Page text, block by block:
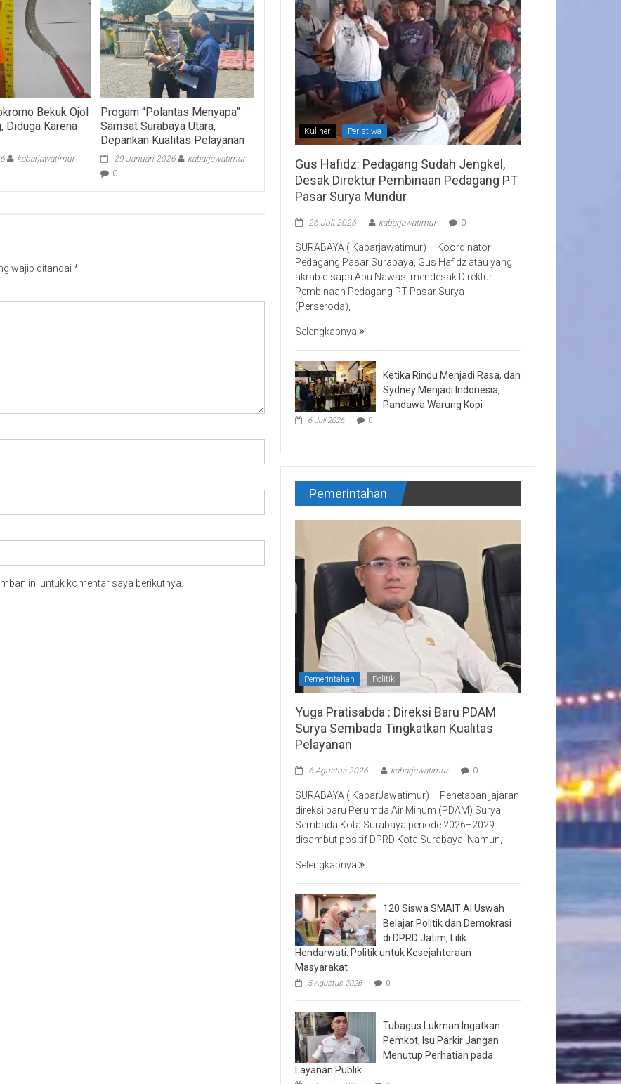
Bekuk Ojol
Diduga Karena
kabarjawatimur
Progam “Polantas Menyapa”
Samsat Surabaya Utara,
Depankan Kualitas Pelayanan
29 Januari 2026
kabarjawatimur
0
wajib ditandai *
ini untuk komentar saya berikutnya.
Kuliner Peristiwa
Gus Hafidz: Pedagang Sudah Jengkel,
Desak Direktur Pembinaan Pedagang PT
Pasar Surya Mundur
26 Juli 2026 kabarjawatimur 0
SURABAYA ( Kabarjawatimur) – Koordinator
Pedagang Pasar Surabaya, Gus Hafidz atau yang
akrab disapa Abu Nawas, mendesak Direktur
Pembinaan Pedagang PT Pasar Surya
(Perseroda),
Selengkapnya
Ketika Rindu Menjadi Rasa, dan
Sydney Menjadi Indonesia,
Pandawa Warung Kopi
6 Juli 2026 0
Pemerintahan
Pemerintahan Politik
Yuga Pratisabda : Direksi Baru PDAM
Surya Sembada Tingkatkan Kualitas
Pelayanan
6 Agustus 2026 kabarjawatimur 0
SURABAYA ( KabarJawatimur) – Penetapan jajaran
direksi baru Perumda Air Minum (PDAM) Surya
Sembada Kota Surabaya periode 2026–2029
disambut positif DPRD Kota Surabaya. Namun,
Selengkapnya
120 Siswa SMAIT Al Uswah
Belajar Politik dan Demokrasi
di DPRD Jatim, Lilik
Hendarwati: Politik untuk Kesejahteraan
Masyarakat
5 Agustus 2026 0
Tubagus Lukman Ingatkan
Pemkot, Isu Parkir Jangan
Menutup Perhatian pada
Layanan Publik